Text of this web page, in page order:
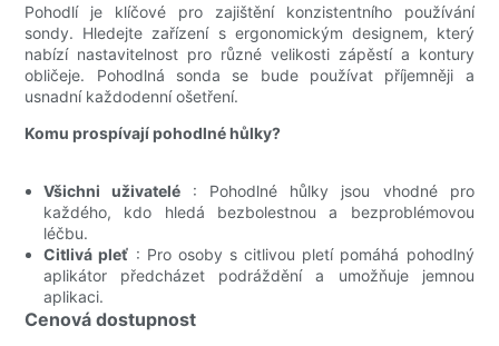
Pohodlí je klíčové pro zajištění konzistentního používání
sondy. Hledejte zařízení s ergonomickým designem, který
nabízí nastavitelnost pro různé velikosti zápěstí a kontury
obličeje. Pohodlná sonda se bude používat příjemněji a
usnadní každodenní ošetření.
Komu prospívají pohodlné hůlky?
Všichni uživatelé : Pohodlné hůlky jsou vhodné pro
každého, kdo hledá bezbolestnou a bezproblémovou
léčbu.
Citlivá pleť : Pro osoby s citlivou pletí pomáhá pohodlný
aplikátor předcházet podráždění a umožňuje jemnou
aplikaci.
Cenová dostupnost